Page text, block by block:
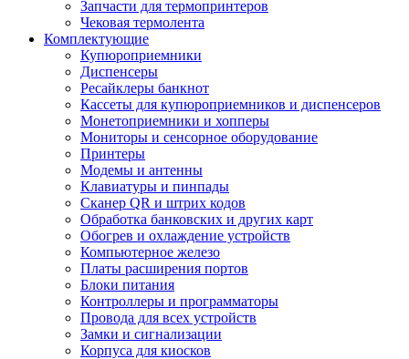
Запчасти для термопринтеров
Чековая термолента
Комплектующие
Купюроприемники
Диспенсеры
Ресайклеры банкнот
Кассеты для купюроприемников и диспенсеров
Монетоприемники и хопперы
Мониторы и сенсорное оборудование
Принтеры
Модемы и антенны
Клавиатуры и пинпады
Сканер QR и штрих кодов
Обработка банковских и других карт
Обогрев и охлаждение устройств
Компьютерное железо
Платы расширения портов
Блоки питания
Контроллеры и программаторы
Провода для всех устройств
Замки и сигнализации
Корпуса для киосков